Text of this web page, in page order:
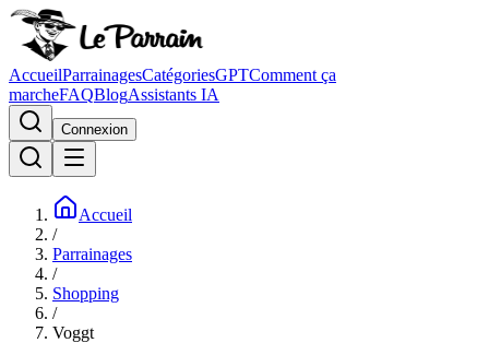
AccueilParrainagesCatégoriesGPTComment ça
marcheFAQBlogAssistants IA
Connexion
Accueil
/
Parrainages
/
Shopping
/
Voggt